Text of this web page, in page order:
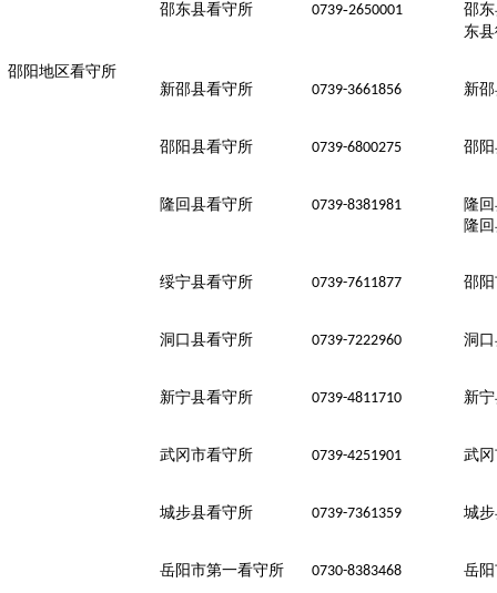
邵阳地区看守所
邵东县看守所 0739-2650001
邵
东
新邵县看守所 0739-3661856 新
邵阳县看守所 0739-6800275 邵
隆回县看守所 0739-8381981
隆
隆
绥宁县看守所 0739-7611877 邵
洞口县看守所 0739-7222960 洞
新宁县看守所 0739-4811710 新
武冈市看守所 0739-4251901 武
城步县看守所 0739-7361359 城
岳阳市第一看守所 0730-8383468 岳